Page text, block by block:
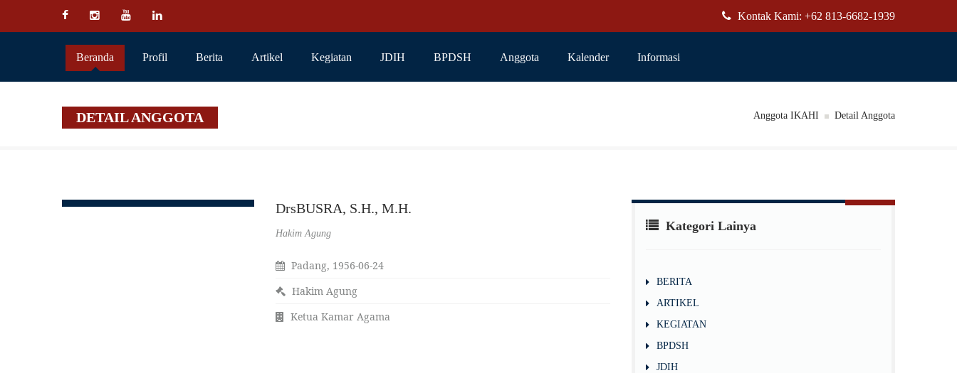
Kontak Kami: +62 813-6682-1939
Beranda Profil Berita Artikel Kegiatan JDIH BPDSH Anggota Kalender Informasi
DETAIL ANGGOTA Anggota IKAHI Detail Anggota
DrsBUSRA, S.H., M.H.
Hakim Agung
Padang, 1956-06-24
Hakim Agung
Ketua Kamar Agama
Kategori Lainya
BERITA
ARTIKEL
KEGIATAN
BPDSH
JDIH